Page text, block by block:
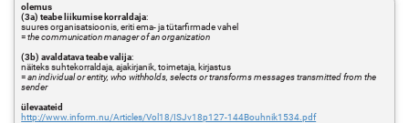
olemus
(3a) teabe liikumise korraldaja:
suures organisatsioonis, eriti ema- ja tütarfirmade vahel
=the communication manager of an organization
(3b) avaldatava teabe valija:
näiteks suhtekorraldaja, ajakirjanik, toimetaja, kirjastus
=an individual or entity, who withholds, selects or transforms messages transmitted from the
sender
ülevaateid
http://www.inform.nu/Articles/Vol18/ISJv18p127-144Bouhnik1534.pdf